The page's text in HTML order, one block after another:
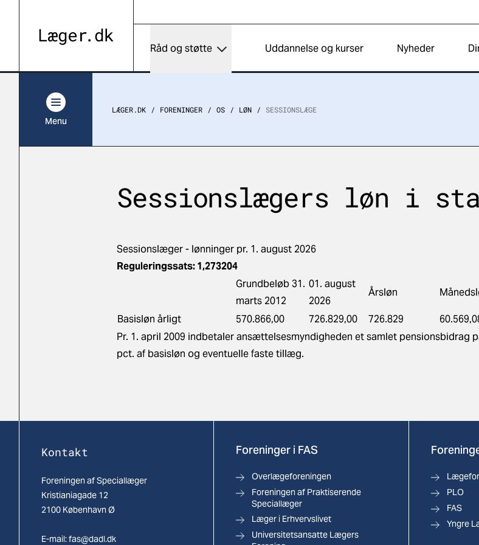
Råd og støtte Uddannelse og kurser Nyheder
Menu
LÆGER.DK FORENINGER OS LØN SESSIONSLÆGE
Sessionslægers løn i
Sessionslæger - lønninger pr. 1. august 2026
Reguleringssats: 1,273204
Grundbeløb 31.
marts 2012
01. august
2026
Årsløn
Basisløn årligt 570.866,00 726.829,00 726.829
Pr. 1. april 2009 indbetaler ansættelsesmyndigheden et samlet pensionsbidrag
pct. af basisløn og eventuelle faste tillæg.
Kontakt
Foreningen af Speciallæger
Kristianiagade 12
2100 København Ø
E-mail:fas@dadl.dk
Foreninger i FAS
Overlægeforeningen
Foreningen af Praktiserende
Speciallæger
Læger i Erhvervslivet
Universitetsansatte Lægers
PLO
FAS
Yngre